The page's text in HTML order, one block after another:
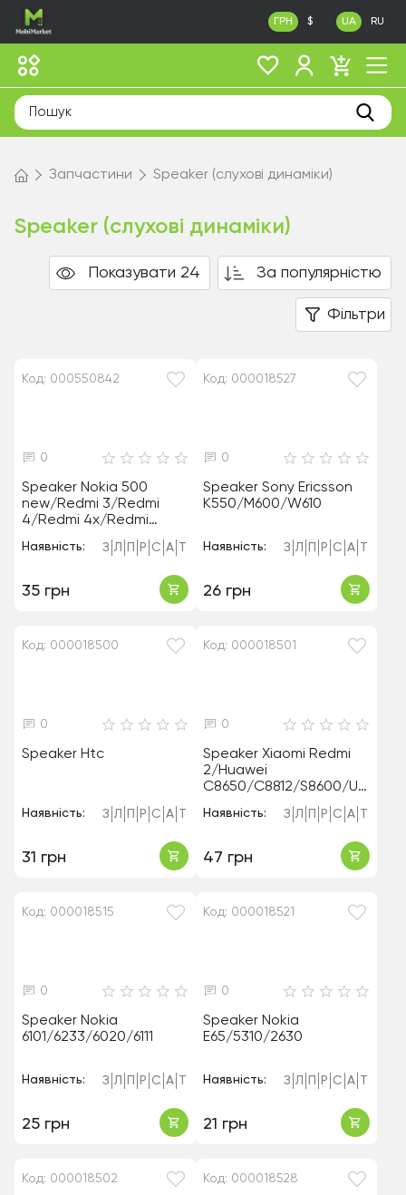
ГРН $ UA RU
Запчастини Speaker (слухові динаміки)
Speaker (слухові динаміки)
Показувати 24 За популярністю
Фільтри
Код: 000550842
0
Speaker Nokia 500
new/Redmi 3/Redmi
4/Redmi 4x/Redmi
7a/Sony d2105
Наявність: З Л Р С А
35 грн
Код: 000018527
0
Speaker Sony Ericsson
K550/M600/W610
Наявність: З Л Р С А
26 грн
Код: 000018500
0
Speaker Htc
Наявність: З Л Р С А
31 грн
Код: 000018501
0
Speaker Xiaomi Redmi
2/Huawei
C8650/C8812/S8600/U8
Наявність: З Л Р С А
47 грн
Код: 000018515
0
Speaker Nokia
6101/6233/6020/6111
Наявність: З Л Р С А
25 грн
Код: 000018521
0
Speaker Nokia
E65/5310/2630
Наявність: З Л Р С А
21 грн
Код: 000018502 Код: 000018528